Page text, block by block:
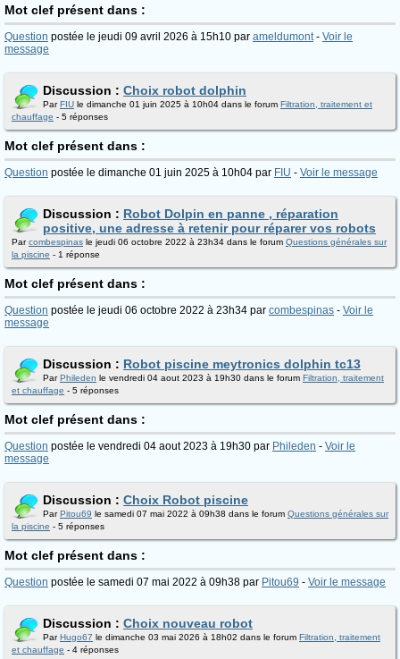
Mot clef présent dans :
Question postée le jeudi 09 avril 2026 à 15h10 par ameldumont- Voir le
message
Discussion : Choix robot dolphin
ParFIU le dimanche 01 juin 2025 à 10h04 dans le forum Filtration, traitement et
chauffage - 5 réponses
Mot clef présent dans :
Question postée le dimanche 01 juin 2025 à 10h04 par FIU - Voir le message
Discussion : Robot Dolpin en panne , réparation
positive, une adresse à retenir pour réparer vos robots
Parcombespinas le jeudi 06 octobre 2022 à 23h34 dans le forum Questions générales sur
la piscine - 1 réponse
Mot clef présent dans :
Question postée le jeudi 06 octobre 2022 à 23h34 par combespinas - Voir le
message
Discussion : Robot piscine meytronics dolphin tc13
ParPhileden le vendredi 04 aout 2023 à 19h30 dans le forum Filtration, traitement
et chauffage - 5 réponses
Mot clef présent dans :
Question postée le vendredi 04 aout 2023 à 19h30 par Phileden - Voir le
message
Discussion : Choix Robot piscine
ParPitou69 le samedi 07 mai 2022 à 09h38 dans le forum Questions générales sur
la piscine - 5 réponses
Mot clef présent dans :
Question postée le samedi 07 mai 2022 à 09h38 par Pitou69 - Voir le message
Discussion : Choix nouveau robot
ParHugo67 le dimanche 03 mai 2026 à 18h02 dans le forum Filtration, traitement
et chauffage - 4 réponses